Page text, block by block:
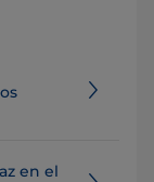
en el